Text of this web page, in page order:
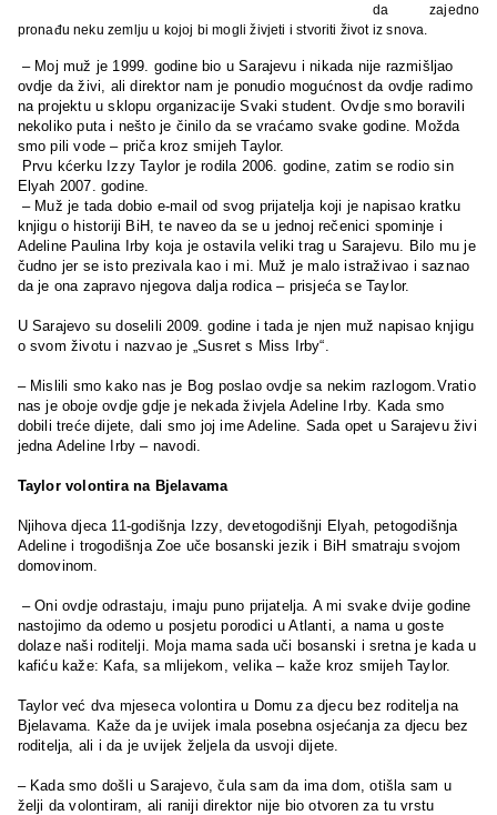
da zajedno
pronađu neku zemlju u kojoj bi mogli živjeti i stvoriti život iz snova.
– Moj muž je 1999. godine bio u Sarajevu i nikada nije razmišljao
ovdje da živi, ali direktor nam je ponudio mogućnost da ovdje radimo
na projektu u sklopu organizacije Svaki student. Ovdje smo boravili
nekoliko puta i nešto je činilo da se vraćamo svake godine. Možda
smo pili vode – priča kroz smijeh Taylor.
Prvu kćerku Izzy Taylor je rodila 2006. godine, zatim se rodio sin
Elyah 2007. godine.
– Muž je tada dobio e-mail od svog prijatelja koji je napisao kratku
knjigu o historiji BiH, te naveo da se u jednoj rečenici spominje i
Adeline Paulina Irby koja je ostavila veliki trag u Sarajevu. Bilo mu je
čudno jer se isto prezivala kao i mi. Muž je malo istraživao i saznao
da je ona zapravo njegova dalja rodica – prisjeća se Taylor.
U Sarajevo su doselili 2009. godine i tada je njen muž napisao knjigu
o svom životu i nazvao je „Susret s Miss Irby“.
– Mislili smo kako nas je Bog poslao ovdje sa nekim razlogom.Vratio
nas je oboje ovdje gdje je nekada živjela Adeline Irby. Kada smo
dobili treće dijete, dali smo joj ime Adeline. Sada opet u Sarajevu živi
jedna Adeline Irby – navodi.
Taylor volontira na Bjelavama
Njihova djeca 11-godišnja Izzy, devetogodišnji Elyah, petogodišnja
Adeline i trogodišnja Zoe uče bosanski jezik i BiH smatraju svojom
domovinom.
– Oni ovdje odrastaju, imaju puno prijatelja. A mi svake dvije godine
nastojimo da odemo u posjetu porodici u Atlanti, a nama u goste
dolaze naši roditelji. Moja mama sada uči bosanski i sretna je kada u
kafiću kaže: Kafa, sa mlijekom, velika – kaže kroz smijeh Taylor.
Taylor već dva mjeseca volontira u Domu za djecu bez roditelja na
Bjelavama. Kaže da je uvijek imala posebna osjećanja za djecu bez
roditelja, ali i da je uvijek željela da usvoji dijete.
– Kada smo došli u Sarajevo, čula sam da ima dom, otišla sam u
želji da volontiram, ali raniji direktor nije bio otvoren za tu vrstu